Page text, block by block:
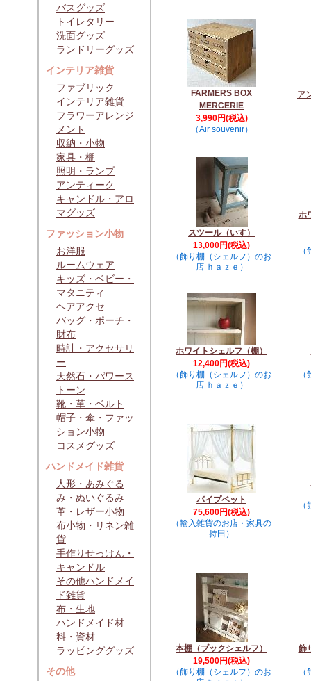
バスグッズ
トイレタリー
洗面グッズ
ランドリーグッズ
インテリア雑貨
ファブリック
インテリア雑貨
フラワーアレンジ
メント
収納・小物
家具・棚
照明・ランプ
アンティーク
キャンドル・アロ
マグッズ
ファッション小物
お洋服
ルームウェア
キッズ・ベビー・
マタニティ
ヘアアクセ
バッグ・ポーチ・
財布
時計・アクセサリ
ー
天然石・パワース
トーン
靴・革・ベルト
帽子・傘・ファッ
ション小物
コスメグッズ
ハンドメイド雑貨
人形・あみぐる
み・ぬいぐるみ
革・レザー小物
布小物・リネン雑
貨
手作りせっけん・
キャンドル
その他ハンドメイ
ド雑貨
布・生地
ハンドメイド材
料・資材
ラッピンググッズ
その他
FARMERS BOX
MERCERIE
3,990円(税込)
（Air souvenir）
ア
スツール（いす）
13,000円(税込)
（飾り棚（シェルフ）のお
店 ｈａｚｅ）
ホ
ホワイトシェルフ（棚）
12,400円(税込)
（飾り棚（シェルフ）のお
店 ｈａｚｅ）
パイプベット
75,600円(税込)
（輸入雑貨のお店・家具の
持田）
本棚（ブックシェルフ）
19,500円(税込)
（飾り棚（シェルフ）のお
飾